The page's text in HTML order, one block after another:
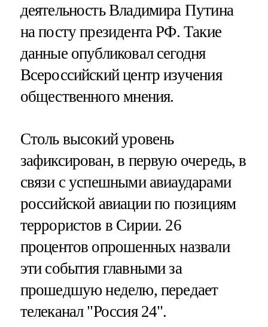
деятельность Владимира Путина
на посту президента РФ. Такие
данные опубликовал сегодня
Всероссийский центр изучения
общественного мнения.
Столь высокий уровень
зафиксирован, в первую очередь, в
связи с успешными авиаударами
российской авиации по позициям
террористов в Сирии. 26
процентов опрошенных назвали
эти события главными за
прошедшую неделю, передает
телеканал "Россия 24".